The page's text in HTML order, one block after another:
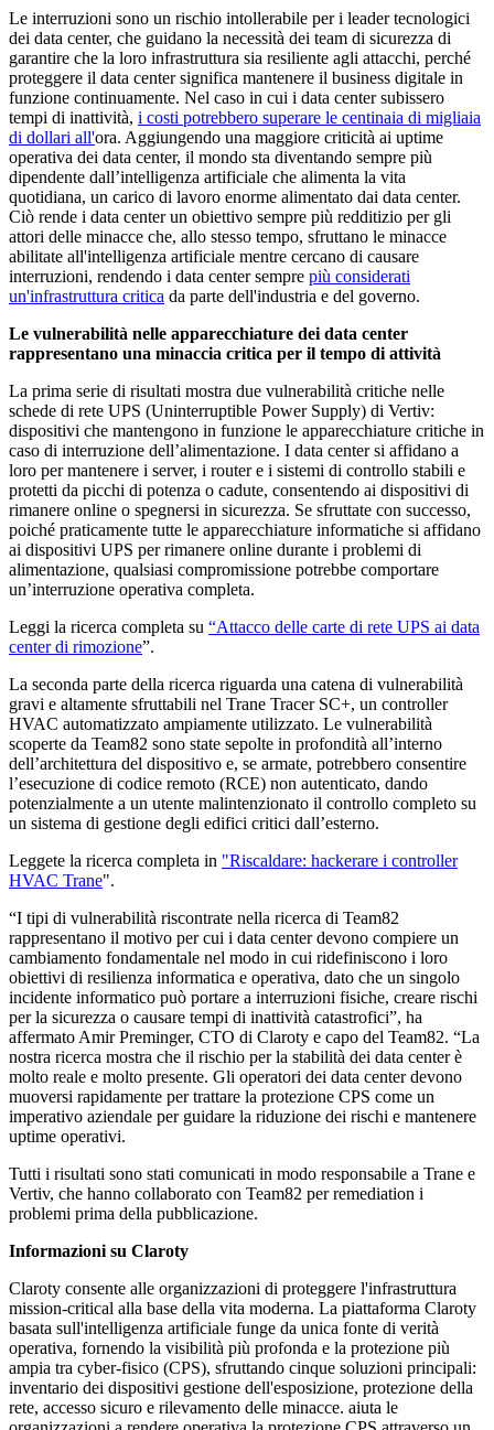
Le interruzioni sono un rischio intollerabile per i leader tecnologici
dei data center, che guidano la necessità dei team di sicurezza di
garantire che la loro infrastruttura sia resiliente agli attacchi, perché
proteggere il data center significa mantenere il business digitale in
funzione continuamente. Nel caso in cui i data center subissero
tempi di inattività, i costi potrebbero superare le centinaia di migliaia
di dollari all'ora. Aggiungendo una maggiore criticità ai uptime
operativa dei data center, il mondo sta diventando sempre più
dipendente dall’intelligenza artificiale che alimenta la vita
quotidiana, un carico di lavoro enorme alimentato dai data center.
Ciò rende i data center un obiettivo sempre più redditizio per gli
attori delle minacce che, allo stesso tempo, sfruttano le minacce
abilitate all'intelligenza artificiale mentre cercano di causare
interruzioni, rendendo i data center sempre più considerati
un'infrastruttura critica da parte dell'industria e del governo.
Le vulnerabilità nelle apparecchiature dei data center
rappresentano una minaccia critica per il tempo di attività
La prima serie di risultati mostra due vulnerabilità critiche nelle
schede di rete UPS (Uninterruptible Power Supply) di Vertiv:
dispositivi che mantengono in funzione le apparecchiature critiche in
caso di interruzione dell’alimentazione. I data center si affidano a
loro per mantenere i server, i router e i sistemi di controllo stabili e
protetti da picchi di potenza o cadute, consentendo ai dispositivi di
rimanere online o spegnersi in sicurezza. Se sfruttate con successo,
poiché praticamente tutte le apparecchiature informatiche si affidano
ai dispositivi UPS per rimanere online durante i problemi di
alimentazione, qualsiasi compromissione potrebbe comportare
un’interruzione operativa completa.
Leggi la ricerca completa su “Attacco delle carte di rete UPS ai data
center di rimozione”.
La seconda parte della ricerca riguarda una catena di vulnerabilità
gravi e altamente sfruttabili nel Trane Tracer SC+, un controller
HVAC automatizzato ampiamente utilizzato. Le vulnerabilità
scoperte da Team82 sono state sepolte in profondità all’interno
dell’architettura del dispositivo e, se armate, potrebbero consentire
l’esecuzione di codice remoto (RCE) non autenticato, dando
potenzialmente a un utente malintenzionato il controllo completo su
un sistema di gestione degli edifici critici dall’esterno.
Leggete la ricerca completa in "Riscaldare: hackerare i controller
HVAC Trane".
“I tipi di vulnerabilità riscontrate nella ricerca di Team82
rappresentano il motivo per cui i data center devono compiere un
cambiamento fondamentale nel modo in cui ridefiniscono i loro
obiettivi di resilienza informatica e operativa, dato che un singolo
incidente informatico può portare a interruzioni fisiche, creare rischi
per la sicurezza o causare tempi di inattività catastrofici”, ha
affermato Amir Preminger, CTO di Claroty e capo del Team82. “La
nostra ricerca mostra che il rischio per la stabilità dei data center è
molto reale e molto presente. Gli operatori dei data center devono
muoversi rapidamente per trattare la protezione CPS come un
imperativo aziendale per guidare la riduzione dei rischi e mantenere
uptime operativi.
Tutti i risultati sono stati comunicati in modo responsabile a Trane e
Vertiv, che hanno collaborato con Team82 per remediation i
problemi prima della pubblicazione.
Informazioni su Claroty
Claroty consente alle organizzazioni di proteggere l'infrastruttura
mission-critical alla base della vita moderna. La piattaforma Claroty
basata sull'intelligenza artificiale funge da unica fonte di verità
operativa, fornendo la visibilità più profonda e la protezione più
ampia tra cyber-fisico (CPS), sfruttando cinque soluzioni principali:
inventario dei dispositivi gestione dell'esposizione, protezione della
rete, accesso sicuro e rilevamento delle minacce. aiuta le